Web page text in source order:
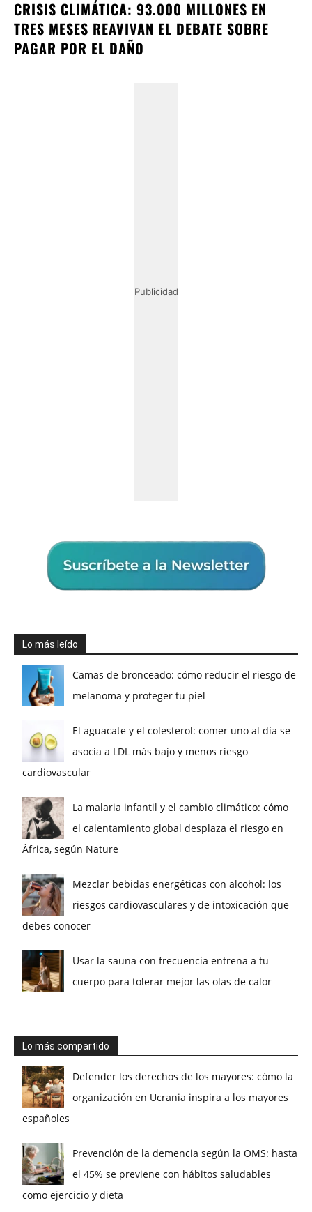
CRISIS CLIMÁTICA: 93.000 MILLONES EN
TRES MESES REAVIVAN EL DEBATE SOBRE
PAGAR POR EL DAÑO
Publicidad
Lo más leído
Camas de bronceado: cómo reducir el riesgo de
melanoma y proteger tu piel
El aguacate y el colesterol: comer uno al día se
asocia a LDL más bajo y menos riesgo
cardiovascular
La malaria infantil y el cambio climático: cómo
el calentamiento global desplaza el riesgo en
África, según Nature
Mezclar bebidas energéticas con alcohol: los
riesgos cardiovasculares y de intoxicación que
debes conocer
Usar la sauna con frecuencia entrena a tu
cuerpo para tolerar mejor las olas de calor
Lo más compartido
Defender los derechos de los mayores: cómo la
organización en Ucrania inspira a los mayores
españoles
Prevención de la demencia según la OMS: hasta
el 45% se previene con hábitos saludables
como ejercicio y dieta